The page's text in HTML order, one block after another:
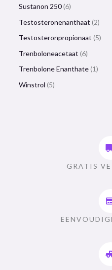
Sustanon 250 6
Testosteronenanthaat 2
Testosteronpropionaat 5
Trenboloneacetaat 6
Trenbolone Enanthate 1
Winstrol 5
GRATIS